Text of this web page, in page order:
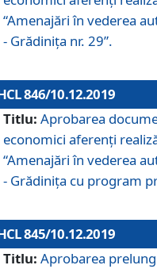
“Amenajări în vederea
- Grădinița nr. 29”.
846/10.12.2019
Titlu: Aprobarea
economici aferenți
“Amenajări în vederea
- Grădinița cu program
845/10.12.2019
Titlu: Aprobarea